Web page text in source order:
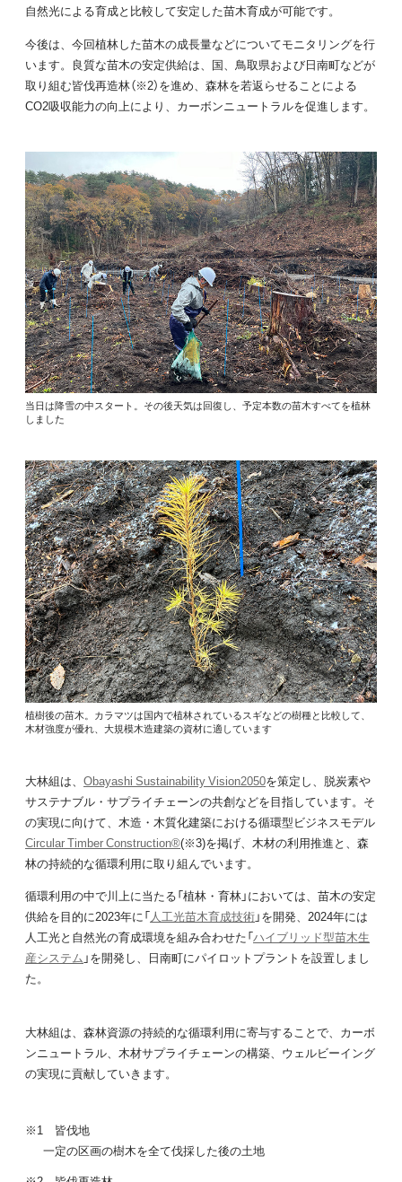
自然光による育成と比較して安定した苗木育成が可能です。
今後は、今回植林した苗木の成長量などについてモニタリングを行
います。良質な苗木の安定供給は、国、鳥取県および日南町などが
取り組む皆伐再造林（※2）を進め、森林を若返らせることによる
CO2吸収能力の向上により、カーボンニュートラルを促進します。
当日は降雪の中スタート。その後天気は回復し、予定本数の苗木すべてを植林
しました
植樹後の苗木。カラマツは国内で植林されているスギなどの樹種と比較して、
木材強度が優れ、大規模木造建築の資材に適しています
大林組は、 Obayashi Sustainability Vision2050を策定し、脱炭素や
サステナブル・サプライチェーンの共創などを目指しています。そ
の実現に向けて、木造・木質化建築における循環型ビジネスモデル
Circular Timber Construction®(※3)を掲げ、木材の利用推進と、森
林の持続的な循環利用に取り組んでいます。
循環利用の中で川上に当たる「植林・育林」においては、苗木の安定
供給を目的に2023年に「人工光苗木育成技術」を開発、2024年には
人工光と自然光の育成環境を組み合わせた「ハイブリッド型苗木生
産システム 」を開発し、日南町にパイロットプラントを設置しまし
た。
大林組は、森林資源の持続的な循環利用に寄与することで、カーボ
ンニュートラル、木材サプライチェーンの構築、ウェルビーイング
の実現に貢献していきます。
※1 皆伐地
一定の区画の樹木を全て伐採した後の土地